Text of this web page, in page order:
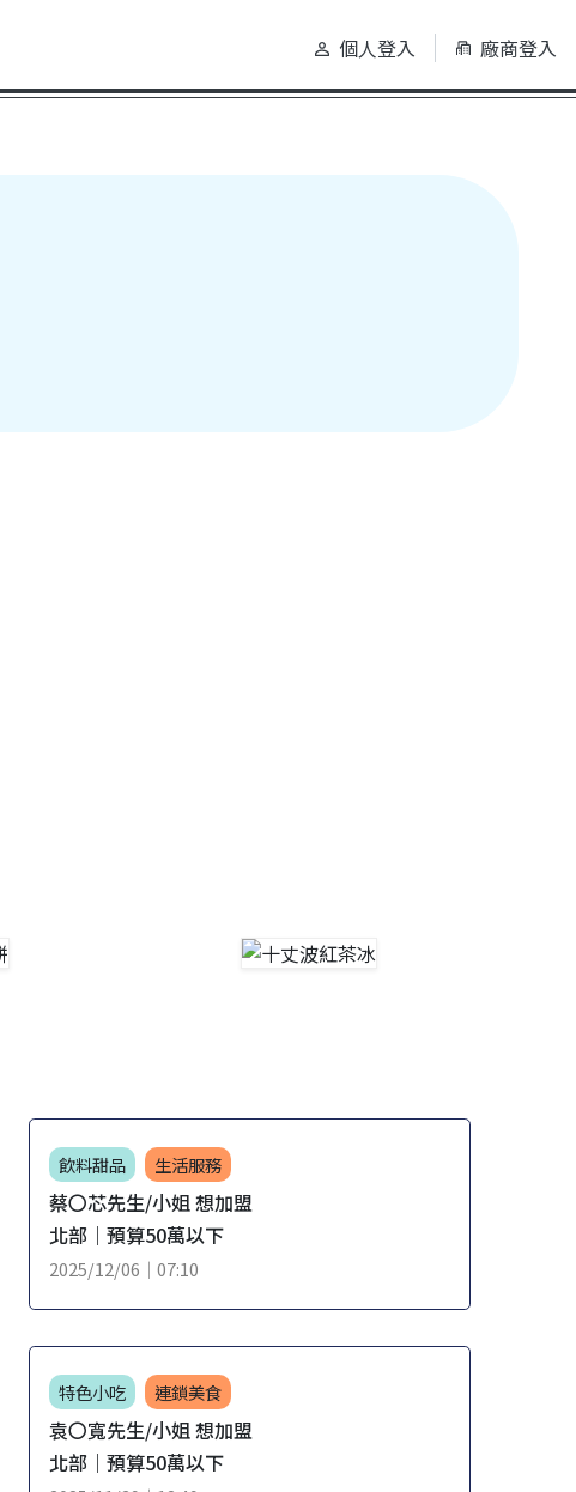
個人登入 廠商登入
飲料甜品 生活服務
蔡〇芯先生/小姐 想加盟
北部｜預算50萬以下
2025/12/06｜07:10
特色小吃 連鎖美食
袁〇寬先生/小姐 想加盟
北部｜預算50萬以下